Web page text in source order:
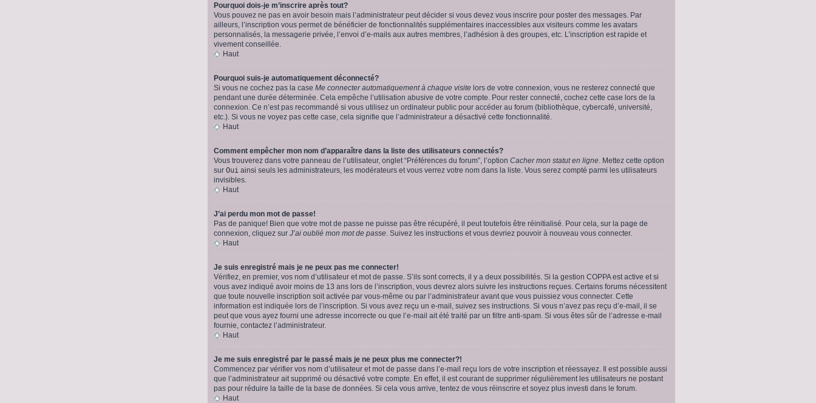
Pourquoi dois-je m’inscrire après tout?
Vous pouvez ne pas en avoir besoin mais l’administrateur peut décider si vous devez vous inscrire pour poster des messages. Par
ailleurs, l’inscription vous permet de bénéficier de fonctionnalités supplémentaires inaccessibles aux visiteurs comme les avatars
personnalisés, la messagerie privée, l’envoi d’e-mails aux autres membres, l’adhésion à des groupes, etc. L’inscription est rapide et
vivement conseillée.
Haut
Pourquoi suis-je automatiquement déconnecté?
Si vous ne cochez pas la case Me connecter automatiquement à chaque visite lors de votre connexion, vous ne resterez connecté que
pendant une durée déterminée. Cela empêche l’utilisation abusive de votre compte. Pour rester connecté, cochez cette case lors de la
connexion. Ce n’est pas recommandé si vous utilisez un ordinateur public pour accéder au forum (bibliothèque, cybercafé, université,
etc.). Si vous ne voyez pas cette case, cela signifie que l’administrateur a désactivé cette fonctionnalité.
Haut
Comment empêcher mon nom d’apparaître dans la liste des utilisateurs connectés?
Vous trouverez dans votre panneau de l’utilisateur, onglet “Préférences du forum”, l’option Cacher mon statut en ligne . Mettez cette option
sur Oui ainsi seuls les administrateurs, les modérateurs et vous verrez votre nom dans la liste. Vous serez compté parmi les utilisateurs
invisibles.
Haut
J’ai perdu mon mot de passe!
Pas de panique! Bien que votre mot de passe ne puisse pas être récupéré, il peut toutefois être réinitialisé. Pour cela, sur la page de
connexion, cliquez sur J’ai oublié mon mot de passe . Suivez les instructions et vous devriez pouvoir à nouveau vous connecter.
Haut
Je suis enregistré mais je ne peux pas me connecter!
Vérifiez, en premier, vos nom d’utilisateur et mot de passe. S’ils sont corrects, il y a deux possibilités. Si la gestion COPPA est active et si
vous avez indiqué avoir moins de 13 ans lors de l’inscription, vous devrez alors suivre les instructions reçues. Certains forums nécessitent
que toute nouvelle inscription soit activée par vous-même ou par l’administrateur avant que vous puissiez vous connecter. Cette
information est indiquée lors de l’inscription. Si vous avez reçu un e-mail, suivez ses instructions. Si vous n’avez pas reçu d’e-mail, il se
peut que vous ayez fourni une adresse incorrecte ou que l’e-mail ait été traité par un filtre anti-spam. Si vous êtes sûr de l’adresse e-mail
fournie, contactez l’administrateur.
Haut
Je me suis enregistré par le passé mais je ne peux plus me connecter?!
Commencez par vérifier vos nom d’utilisateur et mot de passe dans l’e-mail reçu lors de votre inscription et réessayez. Il est possible aussi
que l’administrateur ait supprimé ou désactivé votre compte. En effet, il est courant de supprimer régulièrement les utilisateurs ne postant
pas pour réduire la taille de la base de données. Si cela vous arrive, tentez de vous réinscrire et soyez plus investi dans le forum.
Haut